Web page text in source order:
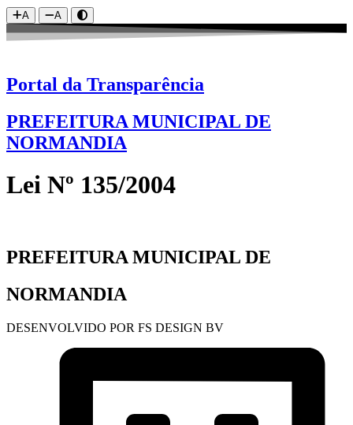
A A
Portal da Transparência
PREFEITURA MUNICIPAL DE
NORMANDIA
Lei Nº 135/2004
PREFEITURA MUNICIPAL DE
NORMANDIA
DESENVOLVIDO POR FS DESIGN BV